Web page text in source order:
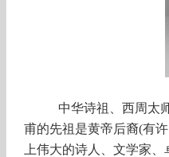
中华诗祖、西周太
甫的先祖是黄帝后裔(有
上伟大的诗人、文学家